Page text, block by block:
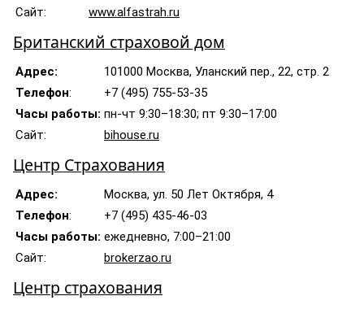
Сайт: www.alfastrah.ru
Британский страховой дом
Адрес:
101000 Москва, Уланский пер., 22, стр. 2
Телефон:
+7 (495) 755-53-35
Часы работы: пн-чт 9:30–18:30; пт 9:30–17:00
Сайт:
bihouse.ru
Центр Страхования
Адрес:
Москва, ул. 50 Лет Октября, 4
Телефон:
+7 (495) 435-46-03
Часы работы: ежедневно, 7:00–21:00
Сайт:
brokerzao.ru
Центр страхования